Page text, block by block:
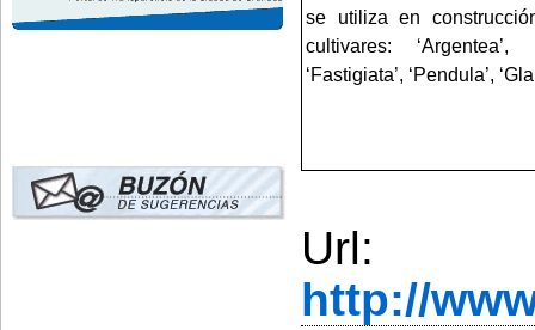
se utiliza en
cultivares: ‘Argentea’,
‘Fastigiata’, ‘Pendula’,
Url:
http://